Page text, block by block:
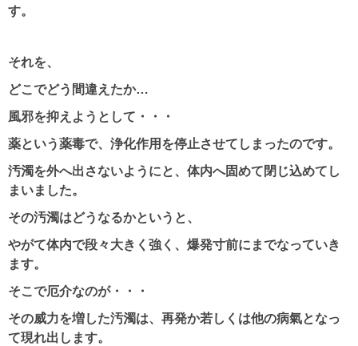
す。
それを、
どこでどう間違えたか…
風邪を抑えようとして・・・
薬という薬毒で、浄化作用を停止させてしまったのです。
汚濁を外へ出さないようにと、体内へ固めて閉じ込めてし
まいました。
その汚濁はどうなるかというと、
やがて体内で段々大きく強く、爆発寸前にまでなっていき
ます。
そこで厄介なのが・・・
その威力を増した汚濁は、再発か若しくは他の病氣となっ
て現れ出します。